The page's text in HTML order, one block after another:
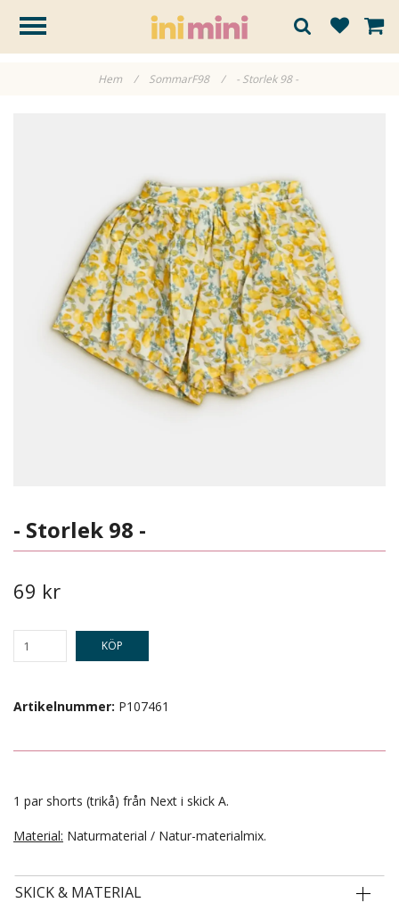
Hem / SommarF98 / - Storlek 98 -
- Storlek 98 -
69 kr
KÖP
Artikelnummer: P107461
1 par shorts (trikå) från Next i skick A.
Material: Naturmaterial / Natur-materialmix.
SKICK & MATERIAL